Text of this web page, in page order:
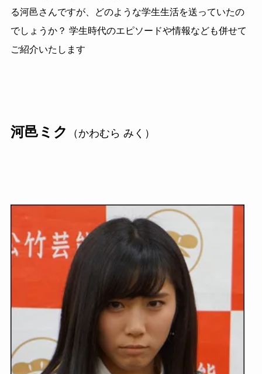
る河邑さんですが、どのような学生生活を送っていたの
でしょうか？ 学生時代のエピソードや情報なども併せて
ご紹介いたします
河邑ミク （かわむら みく）